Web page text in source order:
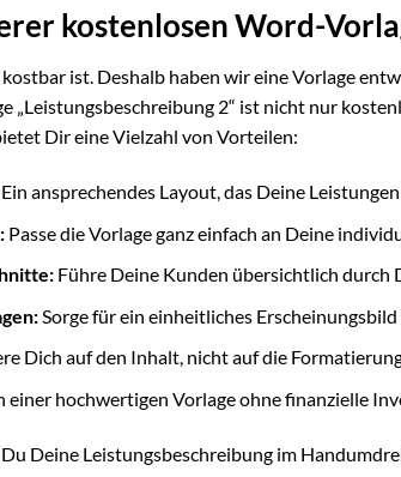
kostenlosen Word-
ist. Deshalb haben wir eine Vorlage
„Leistungsbeschreibung 2“ ist nicht nur
Dir eine Vielzahl von Vorteilen:
ansprechendes Layout, das Deine
Passe die Vorlage ganz einfach an Deine
Führe Deine Kunden übersichtlich durch
Sorge für ein einheitliches
Dich auf den Inhalt, nicht auf die
hochwertigen Vorlage ohne finanzielle
Deine Leistungsbeschreibung im